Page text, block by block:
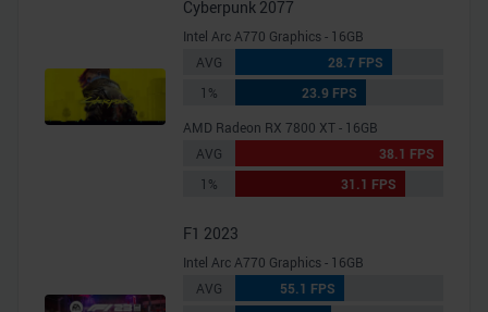
Cyberpunk 2077
Intel Arc A770 Graphics - 16GB
AVG
28.7 FPS
1%
23.9 FPS
AMD Radeon RX 7800 XT - 16GB
AVG
38.1 FPS
1%
31.1 FPS
F1 2023
Intel Arc A770 Graphics - 16GB
AVG
55.1 FPS